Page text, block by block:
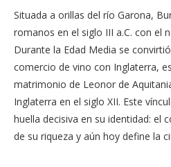
Situada a orillas del río Garona,
romanos en el siglo III a.C. con el
Durante la Edad Media se
comercio de vino con Inglaterra,
matrimonio de Leonor de
Inglaterra en el siglo XII. Este
huella decisiva en su identidad: el
de su riqueza y aún hoy define la